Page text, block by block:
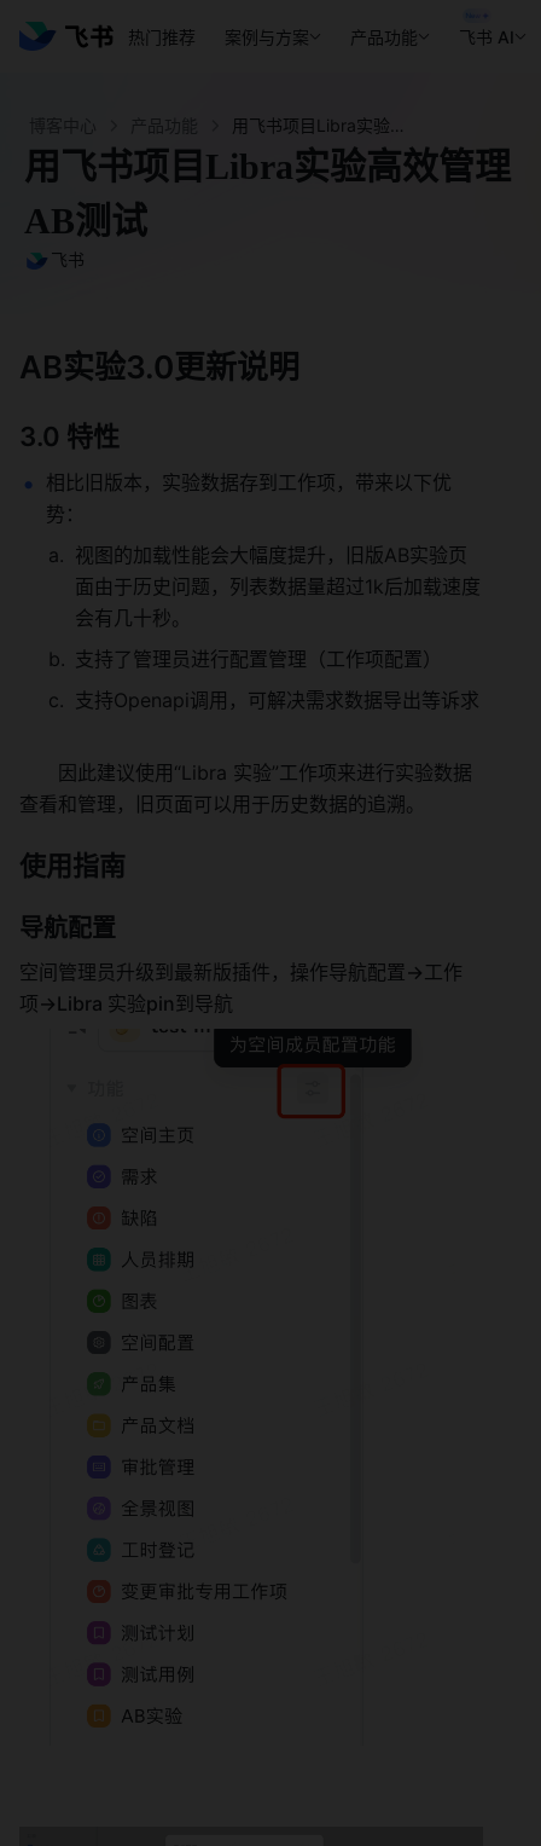
热门推荐 案例与方案 产品功能 飞书 AI
用飞书项目Libra实验高效管理
AB测试
飞书
AB实验3.0更新说明
3.0 特性
相比旧版本，实验数据存到工作项，带来以下优
势：
视图的加载性能会大幅度提升，旧版AB实验页
面由于历史问题，列表数据量超过1k后加载速度
会有几十秒。
支持了管理员进行配置管理（工作项配置）
因此建议使用“Libra 实验”工作项来进行实验数据
查看和管理，旧页面可以用于历史数据的追溯。
使用指南
导航配置
空间管理员升级到最新版插件，操作导航配置->工作
项->Libra 实验pin到导航